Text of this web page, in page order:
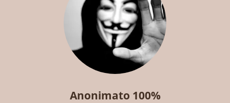
Anonimato 100%